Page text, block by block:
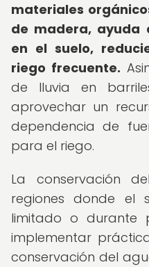
materiales
de madera, ayuda
en el suelo,
riego frecuente.
de lluvia en
aprovechar un
dependencia de
para el riego.
La conservación
regiones donde el
limitado o durante
implementar
conservación del